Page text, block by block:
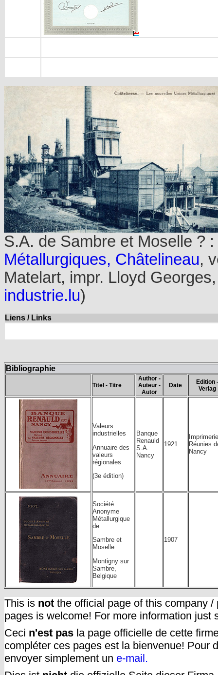
S.A. de Sambre et Moselle ?
Métallurgiques, Châtelineau,
Matelart, impr. Lloyd
industrie.lu)
Liens / Links
Bibliographie
Titel - Titre
Author -
Auteur -
Autor
Date
Edition -
Verlag
Valeurs
industrielles
Annuaire des
valeurs
régionales
(3e édition)
Banque
Renauld
S.A.
Nancy
1921
Réunies
Nancy
Société
Anonyme
Métallurgique
de
Sambre et
Moselle
Montigny sur
Sambre,
Belgique
1907
This is not the official page of this company
pages is welcome! For more information just
Ceci n'est pas la page officielle de cette
compléter ces pages est la bienvenue! Pour
envoyer simplement un e-mail.